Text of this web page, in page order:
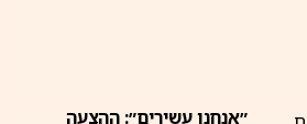
״אנחנו עשירים״: ההצעה